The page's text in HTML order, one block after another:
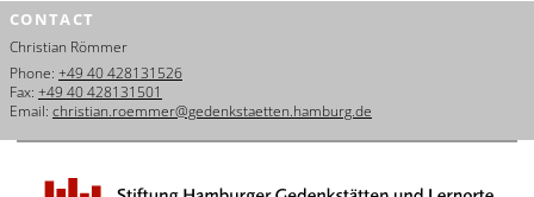
Dansk
Español
CONTACT
Christian Römmer
Phone: +49 40 428131526
Fax: +49 40 428131501
Email: christian.roemmer@gedenkstaetten.hamburg.de